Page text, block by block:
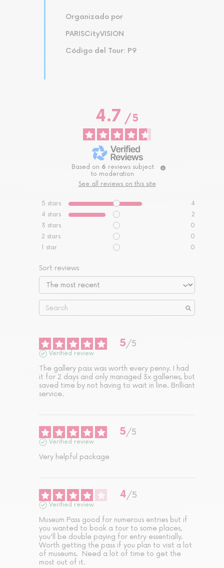
Organizado por
PARISCityVISION
Código del Tour: P9
4.7 / 5
Based on 6 reviews subject
to moderation
See all reviews on this site
5 stars
4
4 stars
2
3 stars
0
2 stars
0
1 star 0
Sort reviews
5/5
Verified review
The gallery pass was worth every penny. I had
it for 2 days and only managed 3x galleries, but
saved time by not having to wait in line. Brilliant
service.
5/5
Verified review
Very helpful package
4/5
Verified review
Museum Pass good for numerous entries but if
you wanted to book a tour to some places,
you'll be double paying for entry essentially.
Worth getting the pass if you plan to visit a lot
of museums.  Need a lot of time to get the
most out of it.